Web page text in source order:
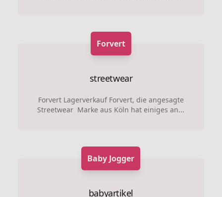
Forvert
streetwear
Forvert Lagerverkauf Forvert, die angesagte
Streetwear Marke aus Köln hat einiges an...
Baby Jogger
babyartikel